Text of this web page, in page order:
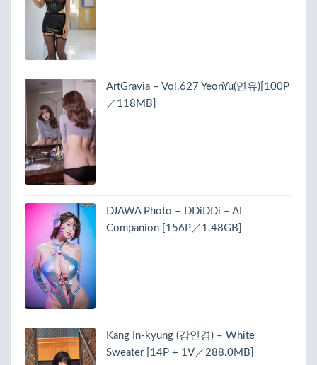
ArtGravia – Vol.627 YeonYu(연유)[100P
／118MB]
DJAWA Photo – DDiDDi – AI
Companion [156P／1.48GB]
Kang In-kyung (강인경) – White
Sweater [14P + 1V／288.0MB]